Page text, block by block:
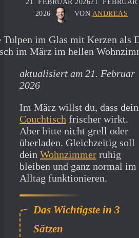
21. FEBRUAR 202621. FEBRUAR
2026
VON ANDREAS
aktualisiert am 21. Februar
2026
Im März willst du, dass dein
Couchtisch frischer wirkt.
Aber bitte nicht grell oder
überladen. Gleichzeitig soll
dein Wohnzimmer ruhig
bleiben und ganz normal im
Alltag funktionieren.
Im März wirkt dein